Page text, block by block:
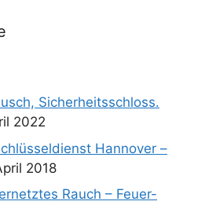
Sicherheitsschloss.
2022
Hannover –
2018
Rauch – Feuer-